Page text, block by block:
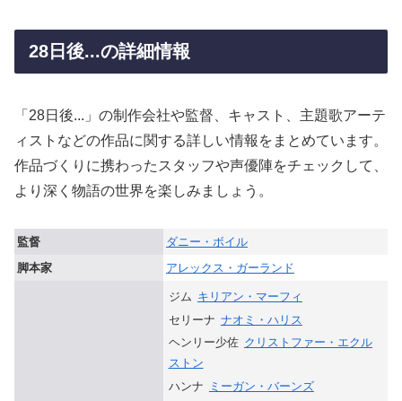
28日後...の詳細情報
「28日後...」の制作会社や監督、キャスト、主題歌アーテ
ィストなどの作品に関する詳しい情報をまとめています。
作品づくりに携わったスタッフや声優陣をチェックして、
より深く物語の世界を楽しみましょう。
監督
ダニー・ボイル
脚本家
アレックス・ガーランド
ジム キリアン・マーフィ
セリーナ ナオミ・ハリス
ヘンリー少佐 クリストファー・エクル
ストン
ハンナ
ミーガン・バーンズ